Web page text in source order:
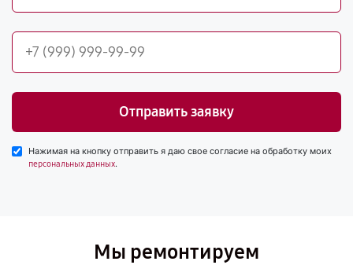
Отправить заявку
Нажимая на кнопку отправить я даю свое согласие на обработку моих
персональных данных.
Мы ремонтируем